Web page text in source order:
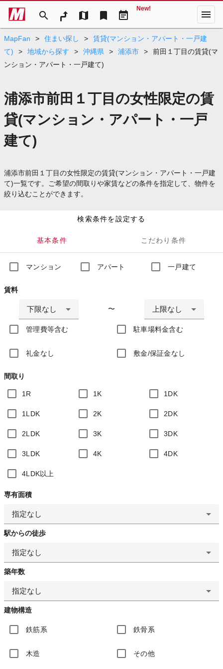
search map bookmark event_note
New! menu
MapFan > 住まい探し >
賃貸(マンション・アパート・一戸建
て)
> 地域から探す > 沖縄県 > 浦添市 >
前田１丁目の賃貸(マ
ンション・アパート・一戸建て)
浦添市前田１丁目の女性限定の賃
貸(マンション・アパート・一戸
建て)
浦添市前田１丁目の女性限定の賃貸(マンション・アパート・一戸建
て)一覧です。ご希望の間取りや家賃などの条件を指定して、物件を
絞り込むことができます。
検索条件を設定する
基本条件 こだわり条件
マンション アパート 一戸建て
賃料
下限なし 〜 上限なし
管理費等含む 駐車場料金含む
礼金なし 敷金/保証金なし
間取り
1R 1K 1DK
1LDK 2K 2DK
2LDK 3K 3DK
3LDK 4K 4DK
4LDK以上
専有面積
指定なし
駅からの徒歩
指定なし
築年数
指定なし
建物構造
鉄筋系 鉄骨系
木造 その他